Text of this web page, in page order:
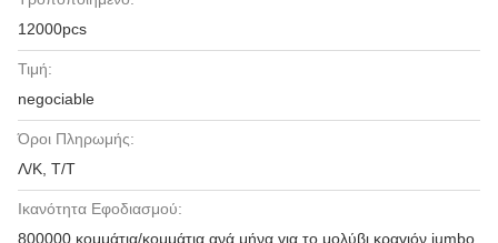
12000pcs
Τιμή:
negociable
Όροι Πληρωμής:
Λ/Κ, Τ/Τ
Ικανότητα Εφοδιασμού:
800000 κομμάτια/κομμάτια ανά μήνα για το μολύβι κραγιόν jumbo